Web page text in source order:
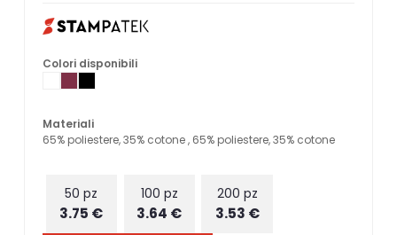
Colori disponibili
Materiali
65% poliestere, 35% cotone , 65% poliestere, 35% cotone
50 pz
3.75 €
100 pz
3.64 €
200 pz
3.53 €